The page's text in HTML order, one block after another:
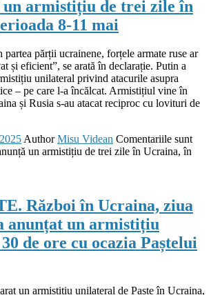
armistițiu de trei zile în
8-11 mai
părții ucrainene, forțele armate ruse ar
și eficient”, se arată în declarație. Putin a
unilateral privind atacurile asupra
– pe care l-a încălcat. Armistițiul vine în
și Rusia s-au atacat reciproc cu lovituri de
Author Misu Videan Comentariile sunt
un armistițiu de trei zile în Ucraina, în
Război în Ucraina, ziua
anunțat un armistițiu
de ore cu ocazia Paștelui
un armistițiu unilateral de Paște în Ucraina,